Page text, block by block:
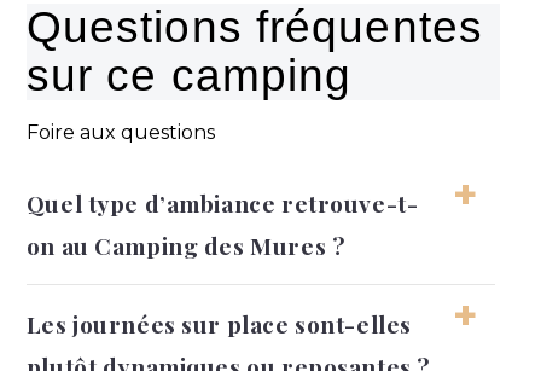
Questions fréquentes
sur ce camping
Foire aux questions
Quel type d’ambiance retrouve-t-
on au Camping des Mures ?
vers les vacances en extérieur, avec une
vraie proximité avec le littoral
Les journées sur place sont-elles